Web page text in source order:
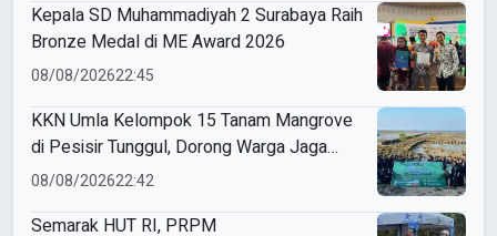
Kepala SD Muhammadiyah 2 Surabaya Raih
Bronze Medal di ME Award 2026
08/08/202622:45
KKN Umla Kelompok 15 Tanam Mangrove
di Pesisir Tunggul, Dorong Warga Jaga
Lingkungan
08/08/202622:42
Semarak HUT RI, PRPM